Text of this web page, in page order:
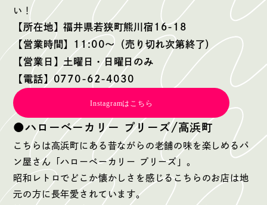
い！
【所在地】福井県若狭町熊川宿16-18
【営業時間】11:00〜（売り切れ次第終了）
【営業日】土曜日・日曜日のみ
【電話】0770-62-4030
Instagramはこちら
●ハローベーカリー プリーズ/高浜町
こちらは高浜町にある昔ながらの老舗の味を楽しめるパ
ン屋さん「ハローベーカリー プリーズ」。
昭和レトロでどこか懐かしさを感じるこちらのお店は地
元の方に長年愛されています。